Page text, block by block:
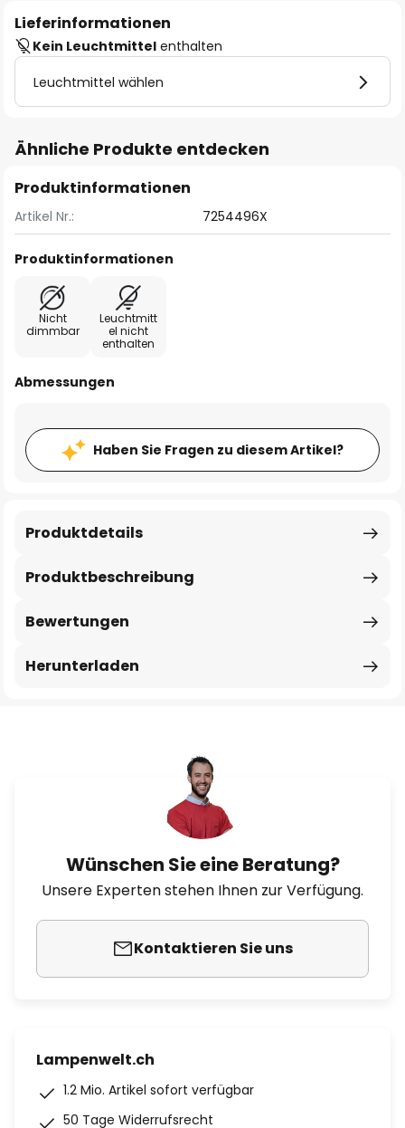
Lieferinformationen
Kein Leuchtmittel enthalten
Leuchtmittel wählen
Ähnliche Produkte entdecken
Produktinformationen
Artikel Nr.: 7254496X
Produktinformationen
Nicht
dimmbar
Leuchtmitt
el nicht
enthalten
Abmessungen
Haben Sie Fragen zu diesem Artikel?
Produktbeschreibung
Produktdetails
Bewertungen
Herunterladen
Wünschen Sie eine Beratung?
Unsere Experten stehen Ihnen zur Verfügung.
Kontaktieren Sie uns
Lampenwelt.ch
1.2 Mio. Artikel sofort verfügbar
50 Tage Widerrufsrecht